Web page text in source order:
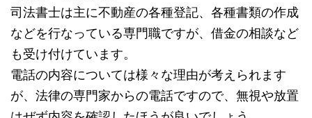
司法書士は主に不動産の各種登記、各種書類の作成
などを行なっている専門職ですが、借金の相談など
も受け付けています。
電話の内容については様々な理由が考えられます
が、法律の専門家からの電話ですので、無視や放置